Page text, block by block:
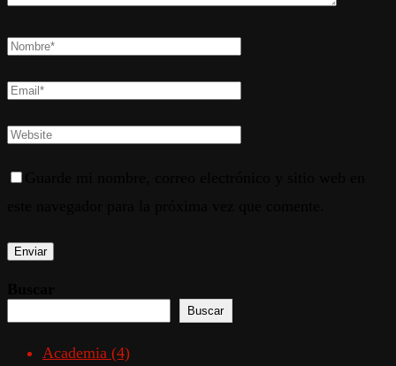
Buscar
Academia (4)